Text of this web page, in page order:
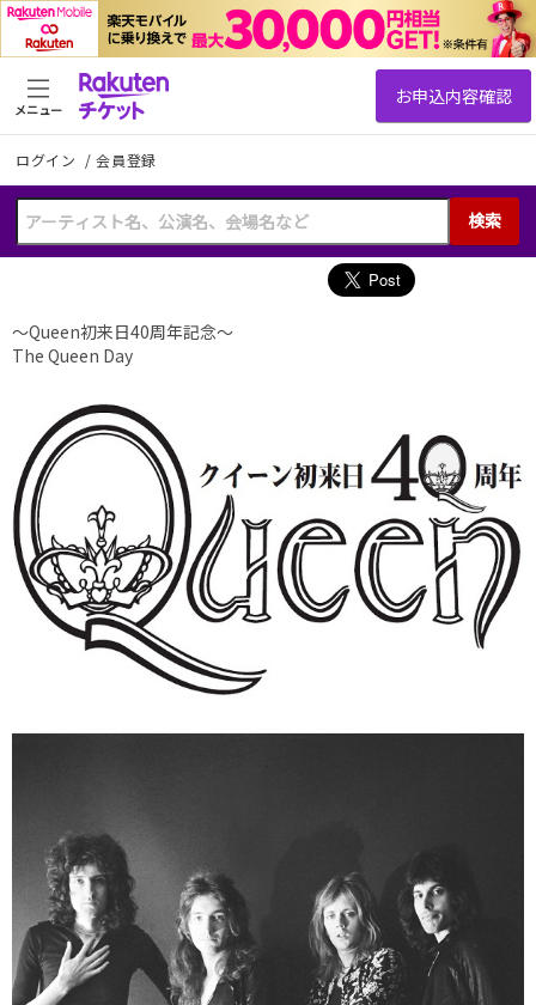
ログイン /会員登録
検索
メニュー
～Queen初来日40周年記念～
The Queen Day